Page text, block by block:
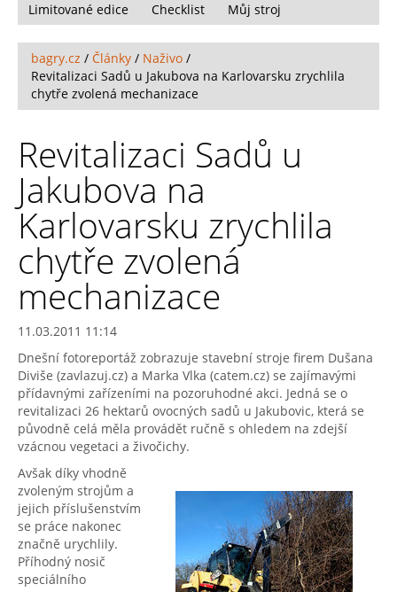
Limitované edice
Checklist Můj stroj
bagry.cz / Články / Naživo /
Revitalizaci Sadů u Jakubova na Karlovarsku zrychlila
chytře zvolená mechanizace
Revitalizaci Sadů u
Jakubova na
Karlovarsku zrychlila
chytře zvolená
mechanizace
11.03.2011 11:14
Dnešní fotoreportáž zobrazuje stavební stroje firem Dušana
Diviše (zavlazuj.cz) a Marka Vlka (catem.cz) se zajímavými
přídavnými zařízeními na pozoruhodné akci. Jedná se o
revitalizaci 26 hektarů ovocných sadů u Jakubovic, která se
původně celá měla provádět ručně s ohledem na zdejší
vzácnou vegetaci a živočichy.
Avšak díky vhodně
zvoleným strojům a
jejich příslušenstvím
se práce nakonec
značně urychlily.
Příhodný nosič
speciálního